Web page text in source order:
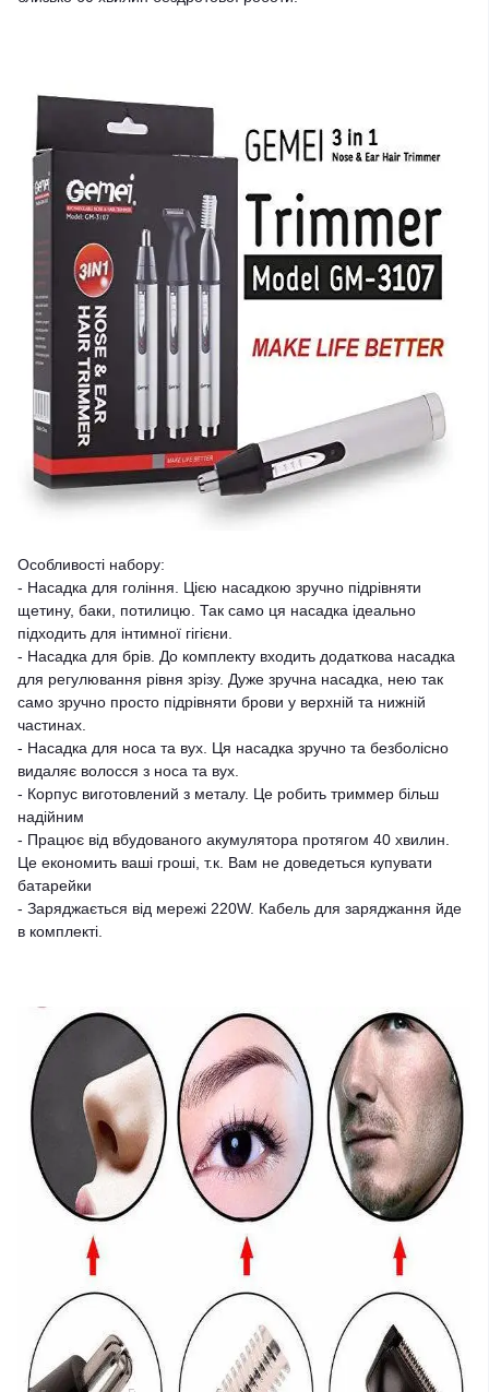
Особливості набору:
- Насадка для гоління. Цією насадкою зручно підрівняти
щетину, баки, потилицю. Так само ця насадка ідеально
підходить для інтимної гігієни.
- Насадка для брів. До комплекту входить додаткова насадка
для регулювання рівня зрізу. Дуже зручна насадка, нею так
само зручно просто підрівняти брови у верхній та нижній
частинах.
- Насадка для носа та вух. Ця насадка зручно та безболісно
видаляє волосся з носа та вух.
- Корпус виготовлений з металу. Це робить триммер більш
надійним
- Працює від вбудованого акумулятора протягом 40 хвилин.
Це економить ваші гроші, т.к. Вам не доведеться купувати
батарейки
- Заряджається від мережі 220W. Кабель для заряджання йде
в комплекті.